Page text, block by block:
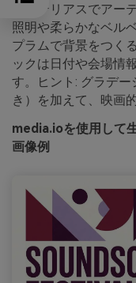
ミステリアスでアー
照明や柔らかなベル
プラムで背景をつく
ックは日付や会場情
す。ヒント: グラデ
き）を加えて、映画
media.ioを使用して
画像例